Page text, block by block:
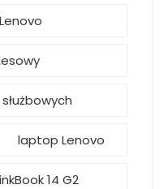
laptop Lenovo
14 G2